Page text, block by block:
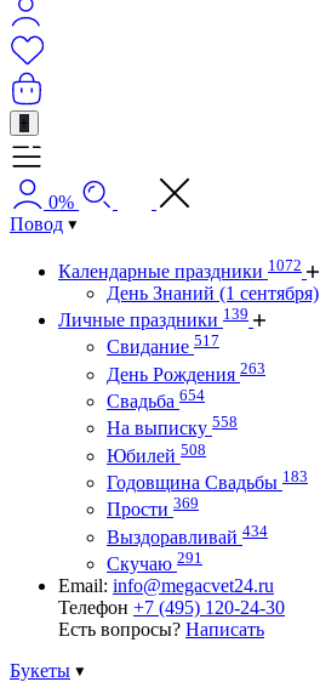
+
0%
Повод
Календарные праздники 1072
День Знаний (1 сентября)
Личные праздники 139
Свидание 517
День Рождения 263
Свадьба 654
На выписку 558
Юбилей 508
Годовщина Свадьбы 183
Прости 369
Выздоравливай 434
Скучаю 291
Email: info@megacvet24.ru
Телефон +7 (495) 120-24-30
Есть вопросы? Написать
Букеты